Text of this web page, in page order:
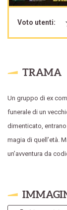
Voto utenti:
TRAMA
Un gruppo di ex
funerale di un
dimenticato,
magia di quell’età.
un’avventura da